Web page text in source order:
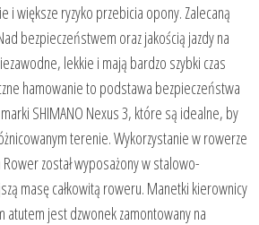
i większe ryzyko przebicia opony. Zalecaną
bezpieczeństwem oraz jakością jazdy na
lekkie i mają bardzo szybki czas
hamowanie to podstawa bezpieczeństwa
SHIMANO Nexus 3, które są idealne, by
terenie. Wykorzystanie w rowerze
został wyposażony w stalowo-
masę całkowitą roweru. Manetki kierownicy
atutem jest dzwonek zamontowany na